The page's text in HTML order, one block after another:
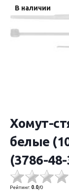
В наличии
Хомут-
белые
(3786-
Рейтинг: 0.0/0